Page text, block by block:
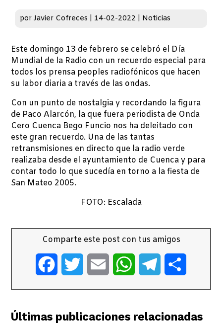
porJavier Cofreces 14-02-2022 Noticias
Este domingo 13 de febrero se celebró el Día
Mundial de la Radio con un recuerdo especial para
todos los prensa peoples radiofónicos que hacen
su labor diaria a través de las ondas.
Con un punto de nostalgia y recordando la figura
de Paco Alarcón, la que fuera periodista de Onda
Cero Cuenca Bego Funcio nos ha deleitado con
este gran recuerdo. Una de las tantas
retransmisiones en directo que la radio verde
realizaba desde el ayuntamiento de Cuenca y para
contar todo lo que sucedía en torno a la fiesta de
San Mateo 2005.
FOTO: Escalada
Comparte este post con tus amigos
FacebookTwitter Email WhatsAppTelegram
Últimas publicaciones relacionadas